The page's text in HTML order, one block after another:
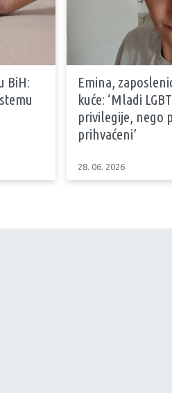
BiH:
Emina,
kuće: ‘Mladi
privilegije, nego
prihvaćeni’
28. 06. 2026